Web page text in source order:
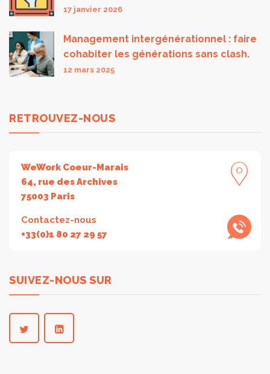
17 janvier 2026
Management intergénérationnel : faire
cohabiter les générations sans clash.
12 mars 2025
RETROUVEZ-NOUS
WeWork Coeur-Marais
64, rue des Archives
75003 Paris
Contactez-nous
+33(0)1 80 27 29 57
SUIVEZ-NOUS SUR